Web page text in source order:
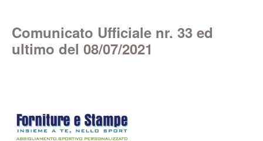
Comunicato Ufficiale nr. 33 ed
ultimo del 08/07/2021